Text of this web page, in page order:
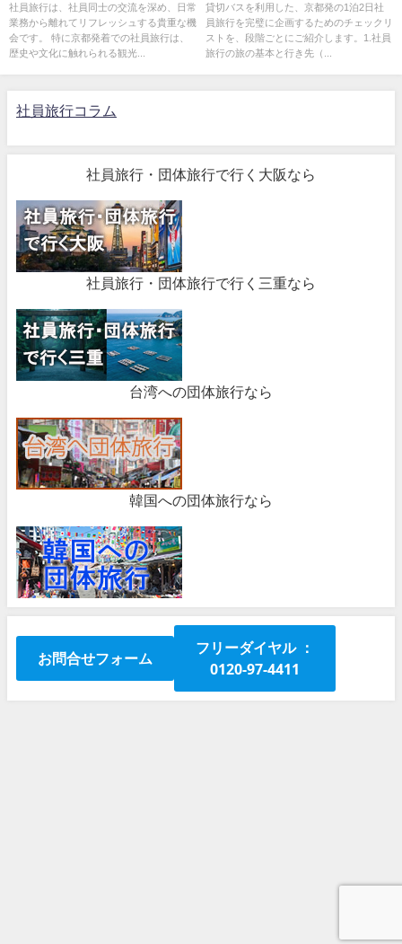
社員旅行は、社員同士の交流を深め、日常
業務から離れてリフレッシュする貴重な機
会です。 特に京都発着での社員旅行は、
歴史や文化に触れられる観光...
クリスト
貸切バスを利用した、京都発の1泊2日社
員旅行を完璧に企画するためのチェックリ
ストを、段階ごとにご紹介します。1.社員
旅行の旅の基本と行き先（...
社員旅行コラム
社員旅行・団体旅行で行く大阪なら
社員旅行・団体旅行で行く三重なら
台湾への団体旅行なら
韓国への団体旅行なら
お問合せフォーム
フリーダイヤル ：
0120-97-4411